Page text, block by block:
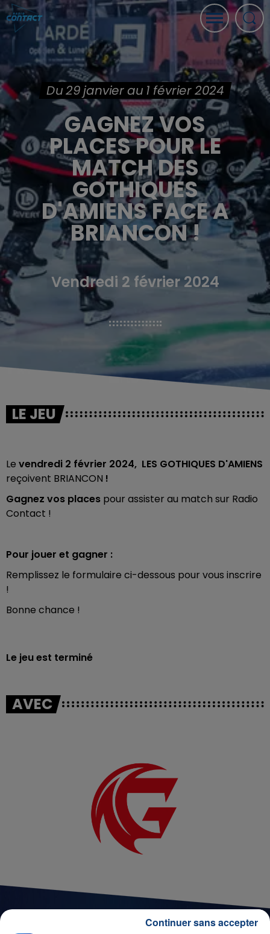
Du 29 janvier au 1 février 2024
GAGNEZ VOS
PLACES POUR LE
MATCH DES
GOTHIQUES
D'AMIENS FACE A
BRIANCON !
Vendredi 2 février 2024
LE JEU
Le vendredi 2 février 2024, LES GOTHIQUES D'AMIENS
reçoivent BRIANCON !
Gagnez vos places pour assister au match sur Radio
Contact !
Pour jouer et gagner :
Remplissez le formulaire ci-dessous pour vous inscrire
!
Bonne chance !
Le jeu est terminé
AVEC
Continuer sans accepter